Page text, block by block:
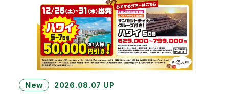
New 2026.08.07 UP